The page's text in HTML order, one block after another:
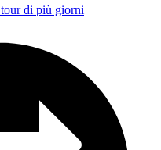
di più giorni